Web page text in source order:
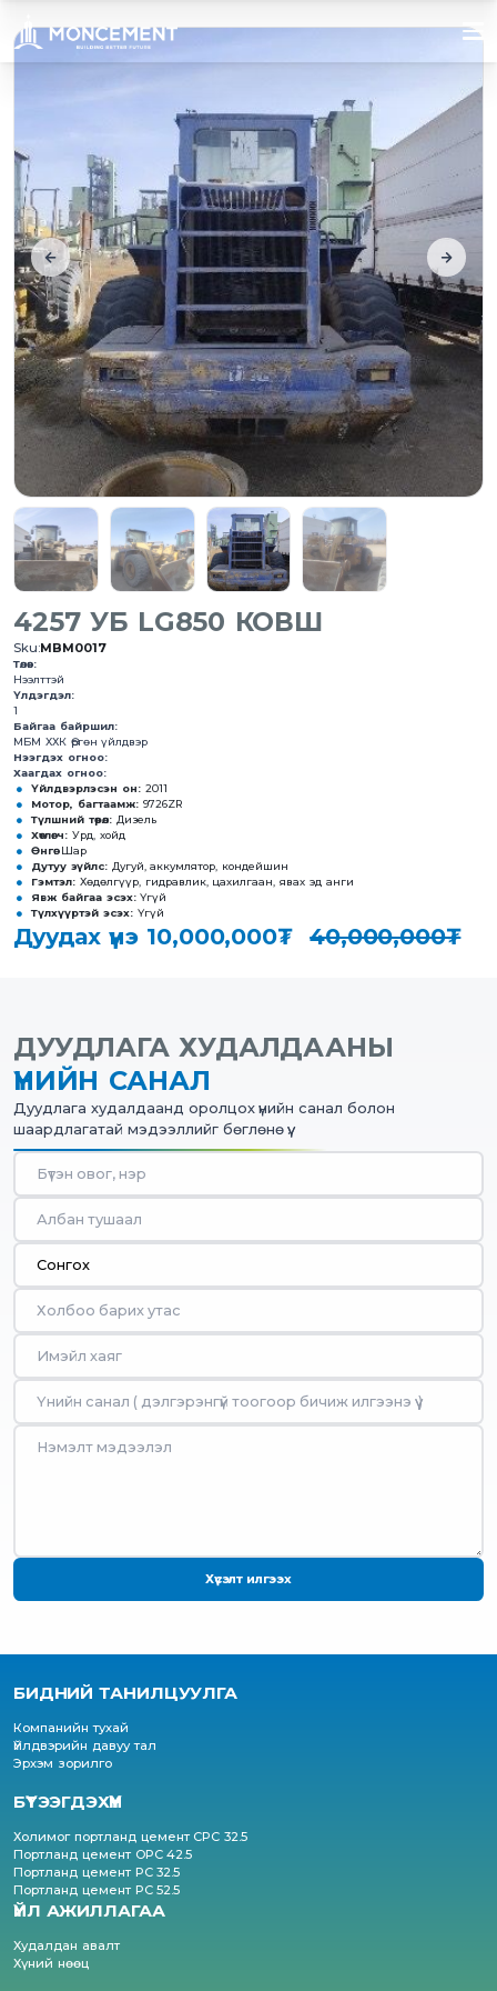
4257 УБ LG850 КОВШ
Sku:MBM0017
Төлөв:
Нээлттэй
Үлдэгдэл:
1
Байгаа байршил:
МБМ ХХК Өргөн үйлдвэр
Нээгдэх огноо:
Хаагдах огноо:
Үйлдвэрлэсэн он:2011
Мотор, багтаамж:9726ZR
Түлшний төрөл:Дизель
Хөтлөгч: Урд, хойд
Өнгө:Шар
Дутуу зүйлс:Дугуй, аккумлятор, кондейшин
Гэмтэл: Хөдөлгүүр, гидравлик, цахилгаан, явах эд анги
Явж байгаа эсэх:Үгүй
Түлхүүртэй эсэх:Үгүй
Дуудах үнэ 10,000,000₮ 40,000,000₮
ДУУДЛАГА ХУДАЛДААНЫ
ҮНИЙН САНАЛ
Дуудлага худалдаанд оролцох үнийн санал болон
шаардлагатай мэдээллийг бөглөнө үү.
Хүсэлт илгээх
БИДНИЙ ТАНИЛЦУУЛГА
Компанийн тухай
Үйлдвэрийн давуу тал
Эрхэм зорилго
БҮТЭЭГДЭХҮҮН
Холимог портланд цемент CPC 32.5
Портланд цемент OPC 42.5
Портланд цемент PC 32.5
Портланд цемент PC 52.5
ҮЙЛ АЖИЛЛАГАА
Худалдан авалт
Хүний нөөц